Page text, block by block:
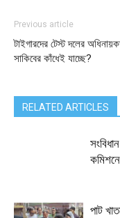
Previous article
টাইগারদের টেস্ট দলের
সাকিবের কাঁধেই যাচ্ছে?
RELATED ARTICLES
পাট